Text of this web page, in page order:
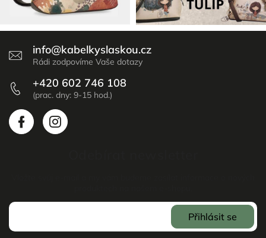
info@kabelkyslaskou.cz
+420 602 746 108
Přihlásit se